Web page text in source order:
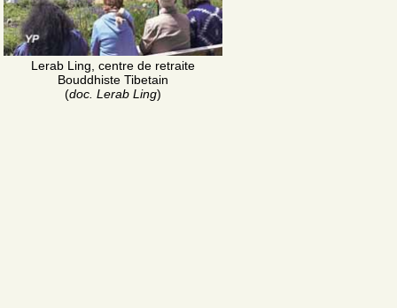
Lerab Ling, centre de retraite
Bouddhiste Tibetain
(doc. Lerab Ling)